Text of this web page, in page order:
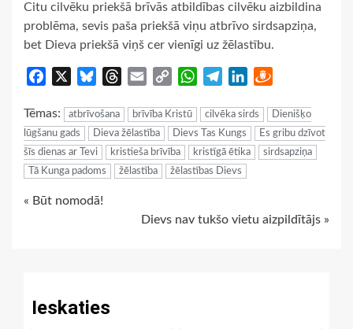
Citu cilvēku priekšā brīvās atbildības cilvēku aizbildina
problēma, sevis paša priekšā viņu atbrīvo sirdsapziņa,
bet Dieva priekšā viņš cer vienīgi uz žēlastību.
Facebook BlueskyThreads
Email
Copy
WhatsApp
TelegramLinkedIn
Tēmas: atbrīvošana brīvība Kristū cilvēka sirds
Dienišķo
lūgšanu gads
Dieva žēlastība Dievs Tas Kungs
Es gribu dzīvot
šīs dienas ar Tevi
kristieša brīvība kristīgā ētika
sirdsapziņa
Tā Kunga padoms
žēlastība žēlastības Dievs
Continue
« Būt nomodā!
Dievs nav tukšo vietu aizpildītājs »
Ieskaties